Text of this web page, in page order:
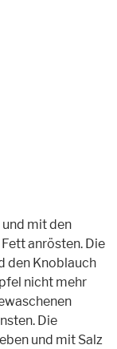
mit den
anrösten. Die
den Knoblauch
nicht mehr
Die
und mit Salz